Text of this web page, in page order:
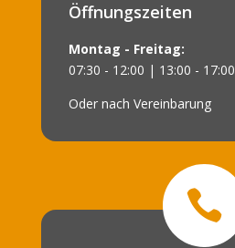
Öffnungszeiten
Montag - Freitag:
07:30 - 12:00 | 13:00 - 17:00
Oder nach Vereinbarung
